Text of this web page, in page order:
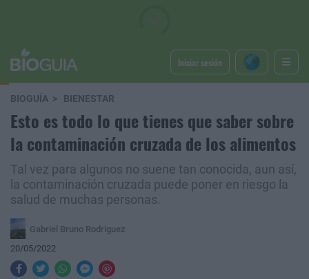
Iniciar sesión
BIOGUÍA BIENESTAR
Esto es todo lo que tienes que saber sobre
la contaminación cruzada de los alimentos
Tal vez para algunos no suene tan conocida, aun así,
la contaminación cruzada puede poner en riesgo la
salud de muchas personas.
Gabriel Bruno Rodriguez
20/05/2022